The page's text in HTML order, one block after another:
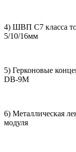
4) ШВП С7 класса
5/10/16мм
5) Герконовые
DB-9M
6) Металлическая
модуля